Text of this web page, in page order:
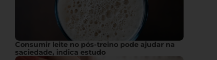
Consumir leite no pós-treino pode ajudar na
saciedade, indica estudo